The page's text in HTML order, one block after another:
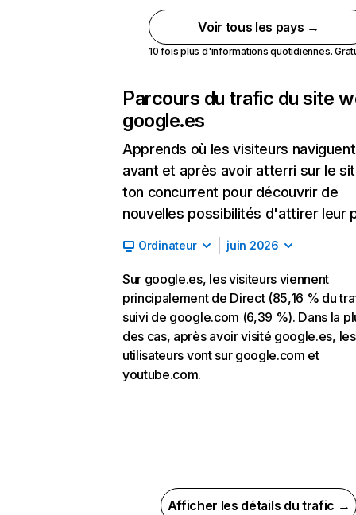
Voir tous les pays →
10 fois plus d'informations quotidiennes.
Parcours du trafic du site
google.es
Apprends où les visiteurs naviguent
avant et après avoir atterri sur le
ton concurrent pour découvrir de
nouvelles possibilités d'attirer leur
Ordinateur juin 2026
Sur google.es, les visiteurs viennent
principalement de Direct (85,16 % du
suivi de google.com (6,39 %). Dans la
des cas, après avoir visité google.es, les
utilisateurs vont sur google.com et
youtube.com.
Afficher les détails du trafic →